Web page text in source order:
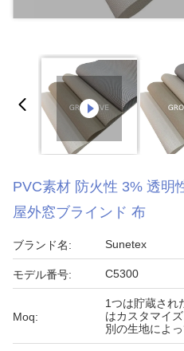
PVC素材 防火性 3% 透明
屋外窓ブラインド 布
ブランド名: Sunetex
モデル番号: C5300
Moq:
1つは貯蔵され
はカスタマイ
別の生地によ